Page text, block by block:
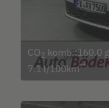
CO2 komb.:160.0
7.1 l/100km**